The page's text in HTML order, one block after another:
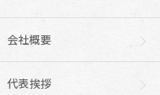
会社概要
代表挨拶